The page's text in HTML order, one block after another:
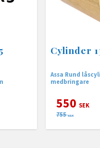
Cylinder
Assa Rund
medbringare
550 SEK
755 SEK